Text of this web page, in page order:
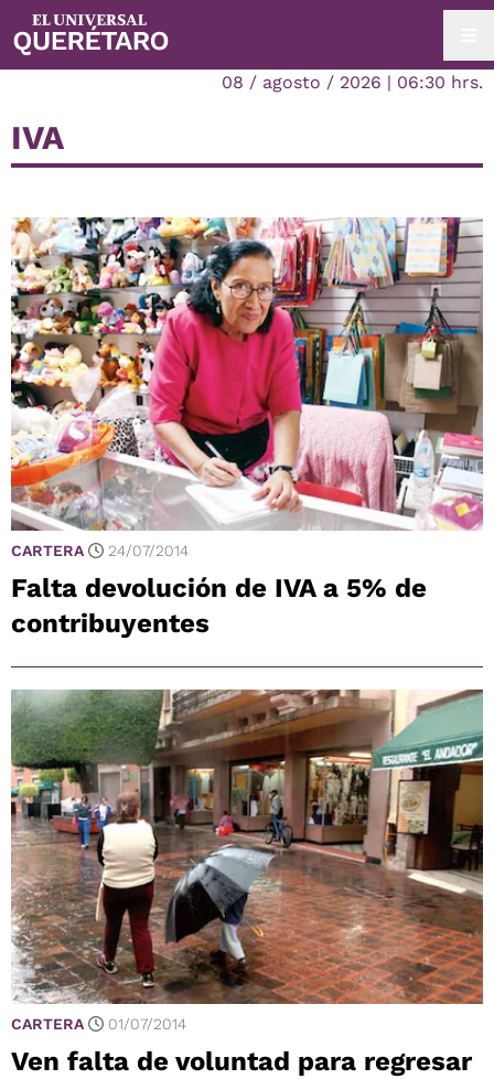
08 / agosto / 2026 | 06:30 hrs.
IVA
CARTERA 24/07/2014
Falta devolución de IVA a 5% de
contribuyentes
CARTERA 01/07/2014
Ven falta de voluntad para regresar